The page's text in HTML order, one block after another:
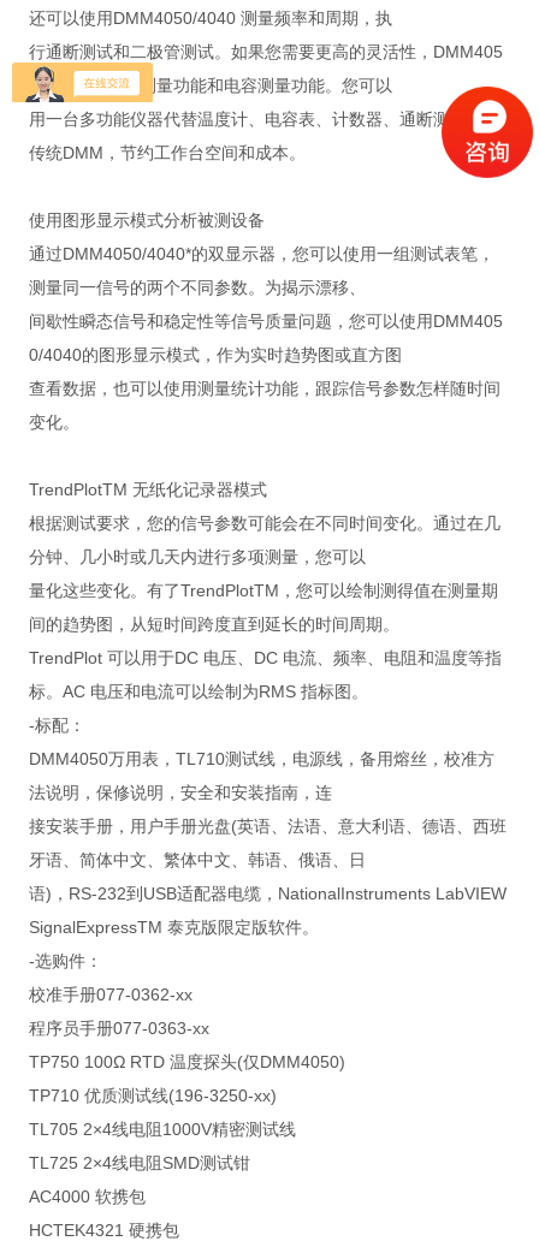
还可以使用DMM4050/4040 测量频率和周期，执
行通断测试和二极管测试。如果您需要更高的灵活性，DMM405
0还提供了温度测量功能和电容测量功能。您可以
用一台多功能仪器代替温度计、电容表、计数器、通断测试仪和
传统DMM，节约工作台空间和成本。
使用图形显示模式分析被测设备
通过DMM4050/4040*的双显示器，您可以使用一组测试表笔，
测量同一信号的两个不同参数。为揭示漂移、
间歇性瞬态信号和稳定性等信号质量问题，您可以使用DMM405
0/4040的图形显示模式，作为实时趋势图或直方图
查看数据，也可以使用测量统计功能，跟踪信号参数怎样随时间
变化。
TrendPlotTM 无纸化记录器模式
根据测试要求，您的信号参数可能会在不同时间变化。通过在几
分钟、几小时或几天内进行多项测量，您可以
量化这些变化。有了TrendPlotTM，您可以绘制测得值在测量期
间的趋势图，从短时间跨度直到延长的时间周期。
TrendPlot 可以用于DC 电压、DC 电流、频率、电阻和温度等指
标。AC 电压和电流可以绘制为RMS 指标图。
-标配：
DMM4050万用表，TL710测试线，电源线，备用熔丝，校准方
法说明，保修说明，安全和安装指南，连
接安装手册，用户手册光盘(英语、法语、意大利语、德语、西班
牙语、简体中文、繁体中文、韩语、俄语、日
语)，RS-232到USB适配器电缆，NationalInstruments LabVIEW
SignalExpressTM 泰克版限定版软件。
-选购件：
校准手册077-0362-xx
程序员手册077-0363-xx
TP750 100Ω RTD 温度探头(仅DMM4050)
TP710 优质测试线(196-3250-xx)
TL705 2×4线电阻1000V精密测试线
TL725 2×4线电阻SMD测试钳
AC4000 软携包
HCTEK4321 硬携包